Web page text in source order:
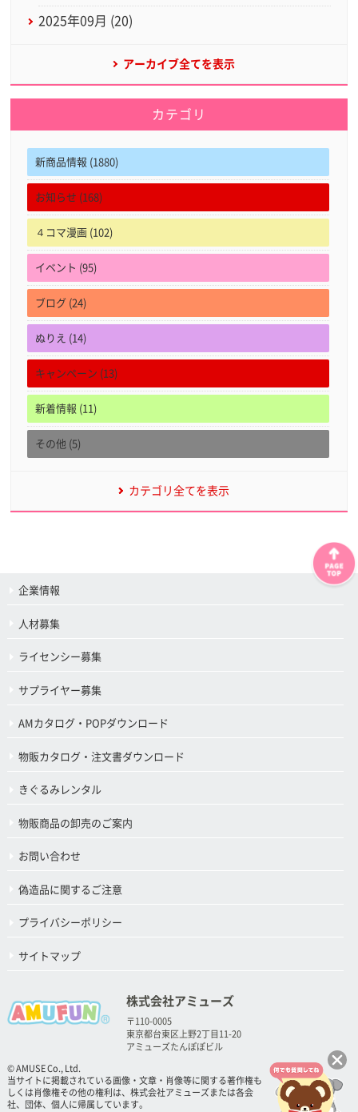
2025年09月 (20)
アーカイブ全てを表示
カテゴリ
新商品情報 (1880)
お知らせ (168)
４コマ漫画 (102)
イベント (95)
ブログ (24)
ぬりえ (14)
キャンペーン (13)
新着情報 (11)
その他 (5)
カテゴリ全てを表示
企業情報
人材募集
ライセンシー募集
サプライヤー募集
AMカタログ・POPダウンロード
物販カタログ・注文書ダウンロード
きぐるみレンタル
物販商品の卸売のご案内
お問い合わせ
偽造品に関するご注意
プライバシーポリシー
サイトマップ
株式会社アミューズ
〒110-0005
東京都台東区上野2丁目11-20
アミューズたんぽぽビル
© AMUSE Co., Ltd.
当サイトに掲載されている画像・文章・肖像等に関する著作権も
しくは肖像権その他の権利は、株式会社アミューズまたは各会
社、団体、個人に帰属しています。